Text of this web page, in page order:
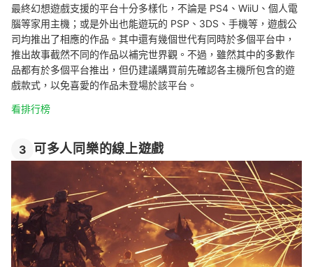
最終幻想遊戲支援的平台十分多樣化，不論是 PS4、WiiU、個人電
腦等家用主機；或是外出也能遊玩的 PSP、3DS、手機等，遊戲公
司均推出了相應的作品。其中還有幾個世代有同時於多個平台中，
推出故事截然不同的作品以補完世界觀。不過，雖然其中的多數作
品都有於多個平台推出，但仍建議購買前先確認各主機所包含的遊
戲款式，以免喜愛的作品未登場於該平台。
看排行榜
3 可多人同樂的線上遊戲